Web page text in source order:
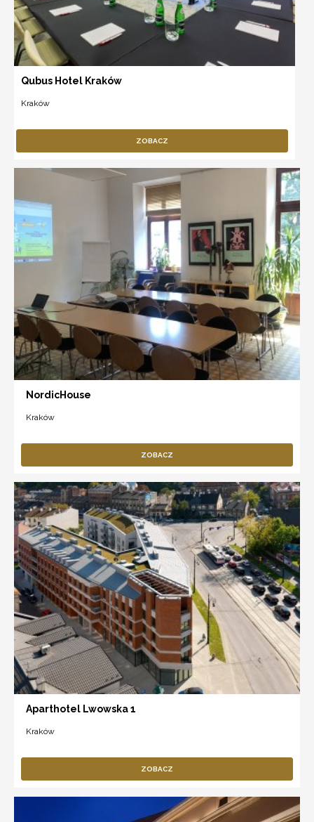
Qubus Hotel Kraków
Kraków
ZOBACZ
NordicHouse
Kraków
ZOBACZ
Aparthotel Lwowska 1
Kraków
ZOBACZ